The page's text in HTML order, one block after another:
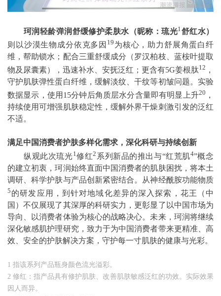
珂润轻龄弹润舒缓修护柔肤水（昵称：琉光1 舒红水）
则以沙漠生物成分依克多因 19 为核心，助力舒展角蛋白纤
维，帮助锁水；配合三重舒缓成分（罗汉柏枝、蓝桉叶提取
物及尿囊素），迅速补水、安抚泛红；更含有5G姜根肽12 ，
守护肌肤弹性蛋白纤维，缓解淡纹、干纹等初皱问题。实验
数据显示，使用15分钟后角质层水分含量即有明显上升20 ，
持续使用可增强肌肤稳定性，缓解外界干燥刺激引发的泛红
不适。
满足中国消费者护肤多样化需求，深化科研与持续创新
纵观此次琉光1 修红2 系列新品的推出与“红荒肌4”概念
的建立初衷，珂润始终直面中国消费者的肌肤困扰，将本土
调研、科学护肤与产品创新紧密结合。从神经酰胺功能物质
5 的研发应用，到针对地域化差异的深入探索，花王（中
国）不仅展现了其深厚的科研实力，更彰显了以中国市场为
导向、以消费者体验为核心的战略决心。未来，珂润将继续
深化敏感肌护理研究，致力于为中国消费者带来更精准、高
效、安全的护肤解决方案，守护每一寸肌肤的健康与光彩。
1 指该系列产品瓶身颜色流光溢彩。
2 修红：指产品具有修护肌肤、改善肌肤敏感泛红的功效。实际效果
因人而异。